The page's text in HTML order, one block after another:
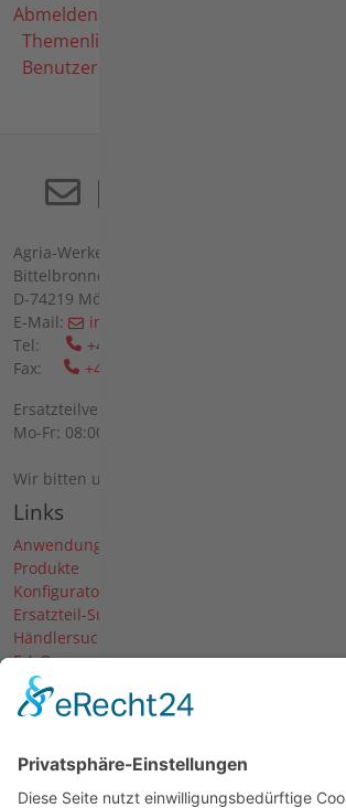
Abmelden
Themenliste
Benutzerliste
Agria-Werke GmbH
Bittelbronner Str. 42
D-74219 Möckmühl
E-Mail:
info(at)agria(dot)de
Tel:
+49 6298 39-0
Fax:
+49 6298 39-111
Ersatzteilverkauf vor Ort:
Mo-Fr: 08:00 - 12:00 Uhr und 13:00 - 16:00 Uhr
Wir bitten um telefonische Anmeldung.
Links
Anwendungen
Produkte
Konfigurator
Ersatzteil-Suche
Händlersuche
F.A.Q.
Downloads
Forum
Unternehmen
Über uns